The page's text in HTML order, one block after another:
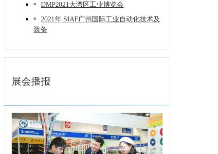
DMP2021大湾区工业博览会
2021年 SIAF广州国际工业自动化技术及
装备
展会播报